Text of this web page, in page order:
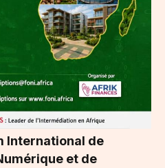
International de
et de